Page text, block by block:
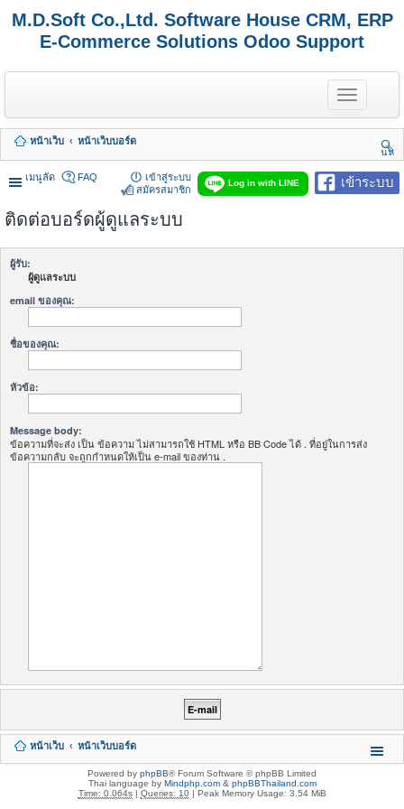
M.D.Soft Co.,Ltd. Software House CRM, ERP
E-Commerce Solutions Odoo Support
T
o
g
e
n
a
หน้าเว็บ
หน้าเว็บบอร์ด
นห
า
เมนูลัด
เข้าระบบ
Log in with LINE
FAQ
เข้าสู่ระบบ
สมัครสมาชิก
ติดต่อบอร์ดผู้ดูแลระบบ
ผู้รับ:
ผู้ดูแลระบบ
email ของคุณ:
ชื่อของคุณ:
หัวข้อ:
Message body:
ข้อความที่จะส่ง เป็น ข้อความ ไม่สามารถใช้ HTML หรือ BB Code ได้ . ที่อยู่ในการส่ง
ข้อความกลับ จะถูกกำหนดให้เป็น e-mail ของท่าน .
หน้าเว็บ หน้าเว็บบอร์ด
Powered by phpBB® Forum Software © phpBB Limited
Thai language by Mindphp.com& phpBBThailand.com
Time: 0.064s| Queries: 10| Peak Memory Usage: 3.54 MiB